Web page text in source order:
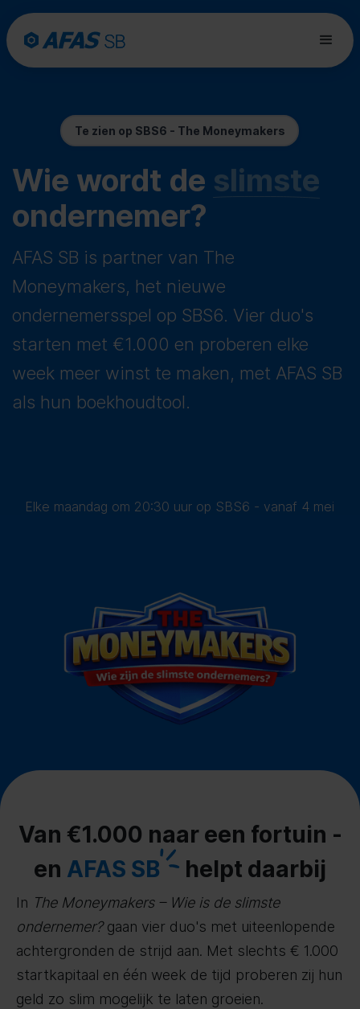
Te zien op SBS6 - The Moneymakers
Wie wordt de slimste
ondernemer?
AFAS SB is partner van The
Moneymakers, het nieuwe
ondernemersspel op SBS6. Vier duo's
starten met €1.000 en proberen elke
week meer winst te maken, met AFAS SB
als hun boekhoudtool.
Elke maandag om 20:30 uur op SBS6 - vanaf 4 mei
Van €1.000 naar een fortuin -
en AFAS SB helpt daarbij
In The Moneymakers – Wie is de slimste
ondernemer?gaan vier duo's met uiteenlopende
achtergronden de strijd aan. Met slechts € 1.000
startkapitaal en één week de tijd proberen zij hun
geld zo slim mogelijk te laten groeien.